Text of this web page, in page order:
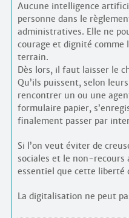
Aucune intelligence
personne dans le
administratives. Elle ne
courage et dignité comme
terrain.
Dès lors, il faut laisser le
Qu’ils puissent, selon
rencontrer un ou une
formulaire papier,
finalement passer par
Si l’on veut éviter de
sociales et le non-recours
essentiel que cette liberté
La digitalisation ne peut